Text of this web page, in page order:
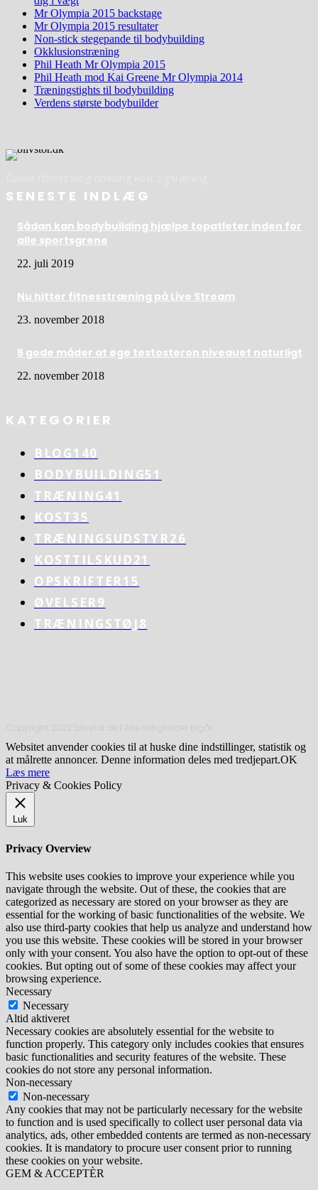
Mr Olympia 2015 backstage
Mr Olympia 2015 resultater
Non-stick stegepande til bodybuilding
Okklusionstræning
Phil Heath Mr Olympia 2015
Phil Heath mod Kai Greene Mr Olympia 2014
Træningstights til bodybuilding
Verdens største bodybuilder
SENESTE INDLÆG
Sådan kan bodybuilding hjælpe topatleter inden for
alle sportsgrene
22. juli 2019
Nu hitter fitnesstræning på Live Stream
23. november 2018
5 gode måder at øge testosteron niveauet naturligt
22. november 2018
KATEGORIER
BLOG140
BODYBUILDING51
TRÆNING41
KOST35
TRÆNINGSUDSTYR26
KOSTTILSKUD21
OPSKRIFTER15
ØVELSER9
TRÆNINGSTØJ 8
Websitet anvender cookies til at huske dine indstillinger, statistik og
at målrette annoncer. Denne information deles med tredjepart.OK
Læs mere
Privacy & Cookies Policy
Luk
Privacy Overview
This website uses cookies to improve your experience while you
navigate through the website. Out of these, the cookies that are
categorized as necessary are stored on your browser as they are
essential for the working of basic functionalities of the website. We
also use third-party cookies that help us analyze and understand how
you use this website. These cookies will be stored in your browser
only with your consent. You also have the option to opt-out of these
cookies. But opting out of some of these cookies may affect your
browsing experience.
Necessary
Necessary
Altid aktiveret
Necessary cookies are absolutely essential for the website to
function properly. This category only includes cookies that ensures
basic functionalities and security features of the website. These
cookies do not store any personal information.
Non-necessary
Non-necessary
Any cookies that may not be particularly necessary for the website
to function and is used specifically to collect user personal data via
analytics, ads, other embedded contents are termed as non-necessary
cookies. It is mandatory to procure user consent prior to running
these cookies on your website.
GEM & ACCEPTÈR